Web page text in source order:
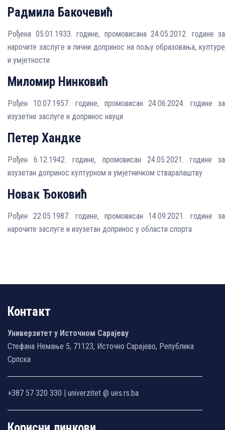
Радмила Бакочевић
Рођена 05.01.1933. године, промовисана 24.05.2012. године за
нарочите заслуге и лични допринос на пољу oбразовања, културе
и умјетности
Миломир Нинковић
Рођен 10.07.1957. године, промовисан 24.06.2024. године за
изузетне заслуге и допринос науци
Петер Хандке
Рођен 6.12.1942. године, промовисан 24.05.2021. године за
изузетан допринос културном и умјетничком стваралаштву
Новак Ђоковић
Рођен 22.05.1987. године, промовисан 14.09.2021. године за
нарочите заслуге и изузетан допринос у области спорта
Контакт
Универзитет у Источном Сарајеву
Стефана Немање 5, 71123, Источно Сарајево, Република
Српска
+387 57 320 330 | univerzitet @ ues.rs.ba